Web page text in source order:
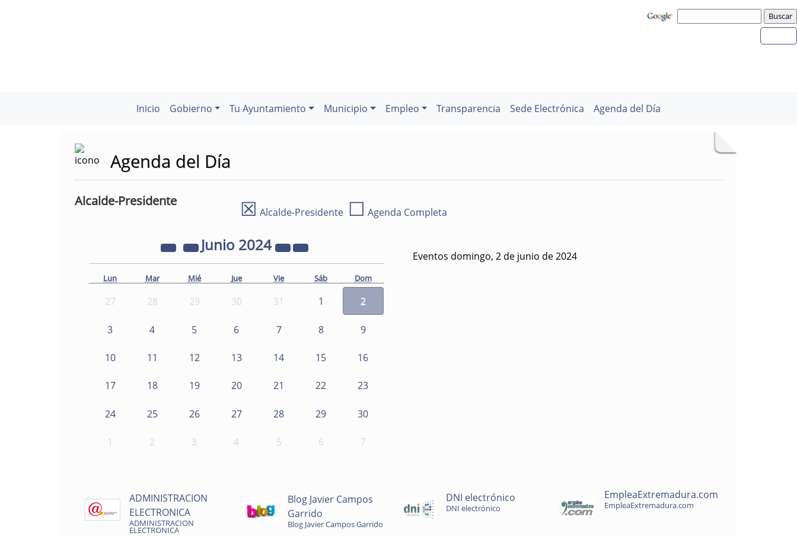
Inicio Gobierno Tu Ayuntamiento Municipio Empleo Transparencia Sede Electrónica Agenda del Día
Agenda del Día
Alcalde-Presidente ☒ Alcalde-Presidente ☐ Agenda Completa
Junio 2024
Lun Mar Mié Jue Vie Sáb Dom
27 28 29 30 31 1 2
3 4 5 6 7 8 9
10 11 12 13 14 15 16
17 18 19 20 21 22 23
24 25 26 27 28 29 30
1 2 3 4 5 6 7
Eventos domingo, 2 de junio de 2024
ADMINISTRACION
ELECTRONICA
ADMINISTRACION
ELECTRONICA
Blog Javier Campos
Garrido
Blog Javier Campos Garrido
DNI electrónico
DNI electrónico
EmpleaExtremadura.com
EmpleaExtremadura.com